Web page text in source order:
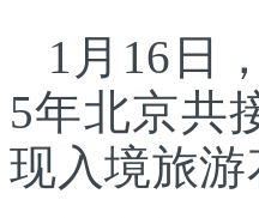
1月16日
5年北京共
现入境旅游